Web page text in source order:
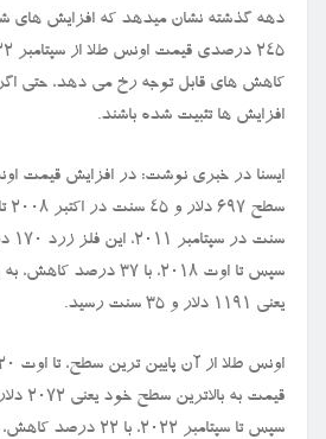
دهه گذشته نشان میدهد که افزایش های
کاهش های قابل توجه رخ می دهد، حتی
افزایش ها تثبیت شده باشند.
ایسنا در خبری نوشت: در افزایش قیمت
سپس تا اوت ۲۰۱۸، با ۳۷
یعنی ۱۱۹۱ دلار و ۳۵ سنت رسید.